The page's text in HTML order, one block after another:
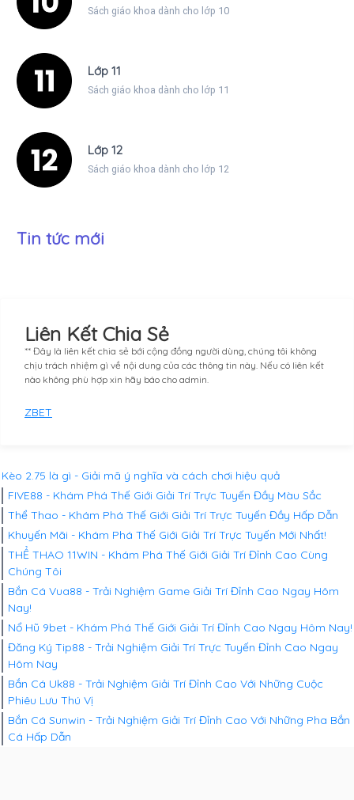
Sách giáo khoa dành cho lớp 10
Lớp 11
Sách giáo khoa dành cho lớp 11
Lớp 12
Sách giáo khoa dành cho lớp 12
Tin tức mới
Liên Kết Chia Sẻ
** Đây là liên kết chia sẻ bới cộng đồng người dùng, chúng tôi không
chịu trách nhiệm gì về nội dung của các thông tin này. Nếu có liên kết
nào không phù hợp xin hãy báo cho admin.
ZBET
Kèo 2.75 là gì - Giải mã ý nghĩa và cách chơi hiệu quả
FIVE88 - Khám Phá Thế Giới Giải Trí Trực Tuyến Đầy Màu Sắc
Thể Thao - Khám Phá Thế Giới Giải Trí Trực Tuyến Đầy Hấp Dẫn
Khuyến Mãi - Khám Phá Thế Giới Giải Trí Trực Tuyến Mới Nhất!
THỂ THAO 11WIN - Khám Phá Thế Giới Giải Trí Đỉnh Cao Cùng
Chúng Tôi
Bắn Cá Vua88 - Trải Nghiệm Game Giải Trí Đỉnh Cao Ngay Hôm
Nay!
Nổ Hũ 9bet - Khám Phá Thế Giới Giải Trí Đỉnh Cao Ngay Hôm Nay!
Đăng Ký Tip88 - Trải Nghiệm Giải Trí Trực Tuyến Đỉnh Cao Ngay
Hôm Nay
Bắn Cá Uk88 - Trải Nghiệm Giải Trí Đỉnh Cao Với Những Cuộc
Phiêu Lưu Thú Vị
Bắn Cá Sunwin - Trải Nghiệm Giải Trí Đỉnh Cao Với Những Pha Bắn
Cá Hấp Dẫn